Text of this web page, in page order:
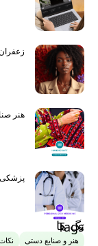
هنر
پزشکی
Tags
تگ ها
هنر و صنایع دستی